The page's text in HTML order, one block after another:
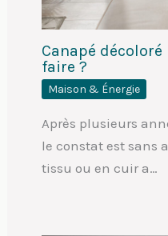
Canapé
faire ?
Maison & Énergie
Après plusieurs
le constat est sans
tissu ou en cuir a…